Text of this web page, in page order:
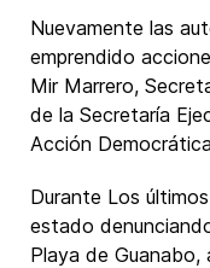
Nuevamente las
emprendido
Mir Marrero,
de la Secretaría
Acción
Durante Los
estado
Playa de